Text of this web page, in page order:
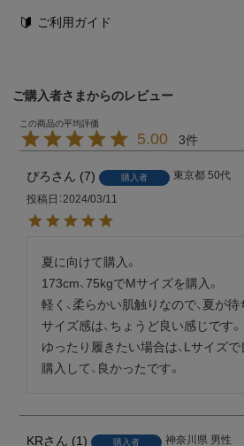
ご利用ガイド
ご購入者さまからのレビュー
5.00 3
ぴろ 7 購入者 東京都 50代
投稿日 2024/03/11
夏に向けて購入。
173cm、75kgでMサイズを購入。
軽く、柔らかい肌触りなので、夏が待
サイズ感は、ちょうど良い感じです。
ゆったり履きたい場合は、Lサイズで
購入して、良かったです。
KR 1 購入者 神奈川県 男性